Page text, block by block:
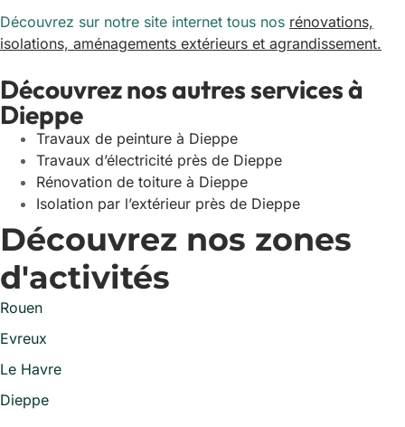
Découvrez sur notre site internet tous nos rénovations,
isolations, aménagements extérieurs et agrandissement.
Découvrez nos autres services à
Dieppe
Travaux de peinture à Dieppe
Travaux d’électricité près de Dieppe
Rénovation de toiture à Dieppe
Isolation par l’extérieur près de Dieppe
Découvrez nos zones
d'activités
Rouen
Evreux
Le Havre
Dieppe